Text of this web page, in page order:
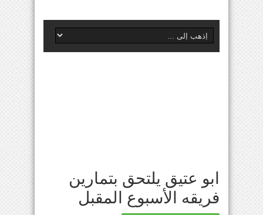
ابو عتيق يلتحق بتمارين
فريقه الأسبوع المقبل